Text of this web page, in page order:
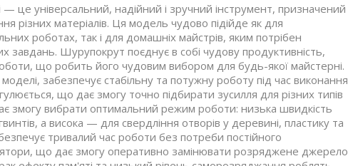
універсальний, надійний і зручний інструмент, призначений
різних матеріалів. Ця модель чудово підійде як для
роботах, так і для домашніх майстрів, яким потрібен
завдань. Шурупокрут поєднує в собі чудову продуктивність,
що робить його чудовим вибором для будь-якої майстерні.
забезпечує стабільну та потужну роботу під час виконання
що дає змогу точно підбирати зусилля для різних типів
змогу вибрати оптимальний режим роботи: низька швидкість
а висока — для свердління отворів у деревині, пластику та
тривалий час роботи без потреби постійного
що дає змогу оперативно замінювати розряджене джерело